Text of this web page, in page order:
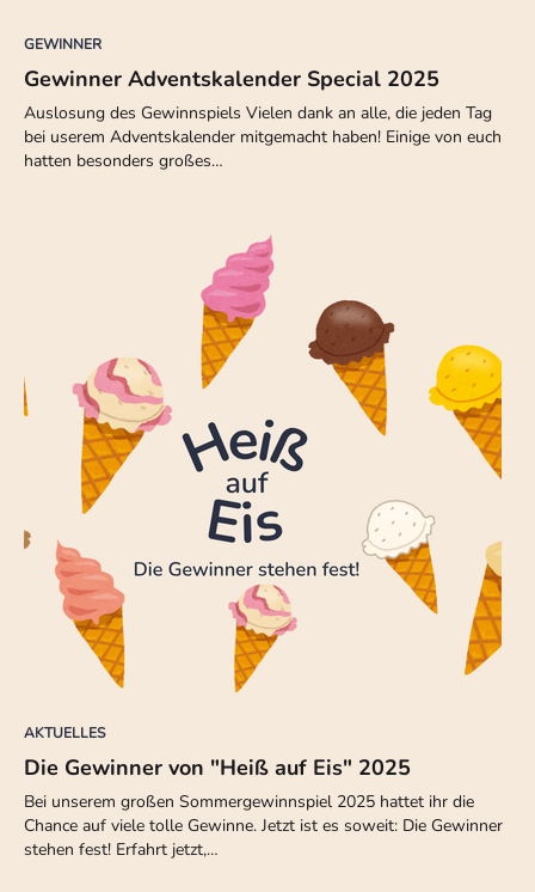
GEWINNER
Gewinner Adventskalender Special 2025
Auslosung des Gewinnspiels Vielen dank an alle, die jeden Tag
bei userem Adventskalender mitgemacht haben! Einige von euch
hatten besonders großes…
AKTUELLES
Die Gewinner von "Heiß auf Eis" 2025
Bei unserem großen Sommergewinnspiel 2025 hattet ihr die
Chance auf viele tolle Gewinne. Jetzt ist es soweit: Die Gewinner
stehen fest! Erfahrt jetzt,…